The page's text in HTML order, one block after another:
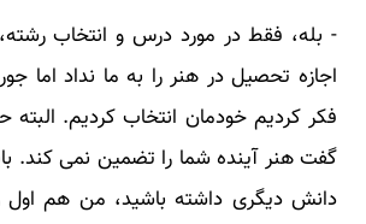
- بله، فقط در مورد درس و انتخاب رشته،
اجازه تحصیل در هنر را به ما نداد اما
فکر کردیم خودمان انتخاب کردیم.
گفت هنر آینده شما را تضمین نمی کند.
دانش دیگری داشته باشید، من هم اول